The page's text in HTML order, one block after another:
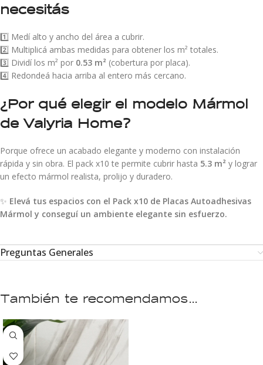
necesitás
1️⃣ Medí alto y ancho del área a cubrir.
2️⃣ Multiplicá ambas medidas para obtener los m² totales.
3️⃣ Dividí los m² por 0.53 m² (cobertura por placa).
4️⃣ Redondeá hacia arriba al entero más cercano.
¿Por qué elegir el modelo Mármol
de Valyria Home?
Porque ofrece un acabado elegante y moderno con instalación
rápida y sin obra. El pack x10 te permite cubrir hasta 5.3 m² y lograr
un efecto mármol realista, prolijo y duradero.
✨ Elevá tus espacios con el Pack x10 de Placas Autoadhesivas
Mármol y conseguí un ambiente elegante sin esfuerzo.
Preguntas Generales
También te recomendamos…